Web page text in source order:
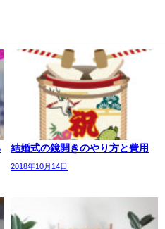
結婚式の鏡開きのやり方と費用
2018年10月14日